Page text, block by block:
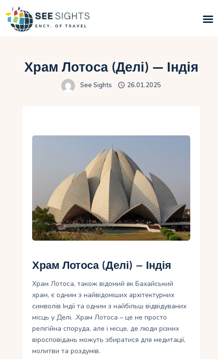
Гарячі тури
Контакти
Укр
Храм Лотоса (Делі) — Індія
See Sights 26.01.2025
Храм Лотоса (Делі) – Індія
Храм Лотоса, також відомий як Бахайський
храм, є одним з найвідоміших архітектурних
символів Індії та одним з найбільш відвідуваних
місць у Делі. .Храм Лотоса – це не просто
релігійна споруда, але і місце, де люди різних
віросповідань можуть збиратися для медитації,
молитви та роздумів.